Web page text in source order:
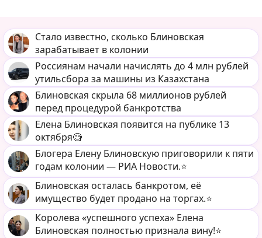
Стало известно, сколько Блиновская
зарабатывает в колонии
Россиянам начали начислять до 4 млн рублей
утильсбора за машины из Казахстана
Блиновская скрыла 68 миллионов рублей
перед процедурой банкротства
Елена Блиновская появится на публике 13
октября🧐
Блогера Елену Блиновскую приговорили к пяти
годам колонии — РИА Новости.⭐️
Блиновская осталась банкротом, её
имущество будет продано на торгах.⭐️
Королева «успешного успеха» Елена
Блиновская полностью признала вину!⭐️